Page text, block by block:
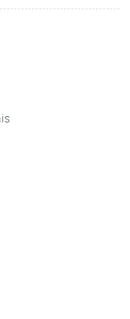
sur internet à
vidéos proposés
lors d’exposés par
concernés par les